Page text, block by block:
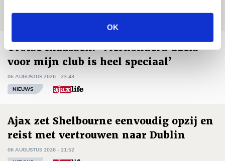
OK
Trotse Klaassen: ‘Vierhonderd duels
voor mijn club is heel speciaal’
06 AUGUSTUS 2026 - 23:43
NIEUWS
Ajax zet Shelbourne eenvoudig opzij en
reist met vertrouwen naar Dublin
06 AUGUSTUS 2026 - 21:52